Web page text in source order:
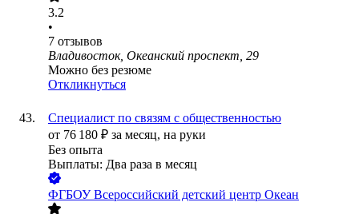
3.2
•
7 отзывов
Владивосток, Океанский проспект, 29
Можно без резюме
Откликнуться
Специалист по связям с общественностью
от 76 180 ₽ за месяц, на руки
Без опыта
Выплаты: Два раза в месяц
ФГБОУ Всероссийский детский центр Океан